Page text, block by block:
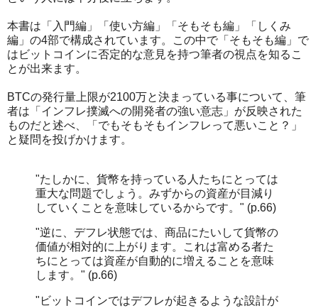
本書は「入門編」「使い方編」「そもそも編」「しくみ
編」の4部で構成されています。この中で「そもそも編」で
はビットコインに否定的な意見を持つ筆者の視点を知るこ
とが出来ます。
BTCの発行量上限が2100万と決まっている事について、筆
者は「インフレ撲滅への開発者の強い意志」が反映された
ものだと述べ、「でもそもそもインフレって悪いこと？」
と疑問を投げかけます。
"たしかに、貨幣を持っている人たちにとっては
重大な問題でしょう。みずからの資産が目減り
していくことを意味しているからです。" (p.66)
"逆に、デフレ状態では、商品にたいして貨幣の
価値が相対的に上がります。これは富める者た
ちにとっては資産が自動的に増えることを意味
します。" (p.66)
"ビットコインではデフレが起きるような設計が